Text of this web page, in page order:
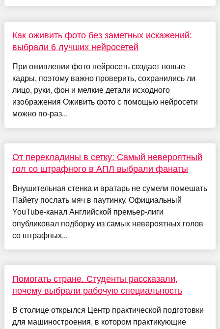
Как оживить фото без заметных искажений:
выбрали 6 лучших нейросетей
При оживлении фото нейросеть создает новые
кадры, поэтому важно проверить, сохранились ли
лицо, руки, фон и мелкие детали исходного
изображения Оживить фото с помощью нейросети
можно по-раз...
От перекладины в сетку: Самый невероятный
гол со штрафного в АПЛ выбрали фанаты
Внушительная стенка и вратарь не сумели помешать
Пайету послать мяч в паутинку. Официальный
YouTube-канал Английской премьер-лиги
опубликовал подборку из самых невероятных голов
со штрафных...
Помогать стране. Студенты рассказали,
почему выбрали рабочую специальность
В столице открылся Центр практической подготовки
для машиностроения, в котором практикующие